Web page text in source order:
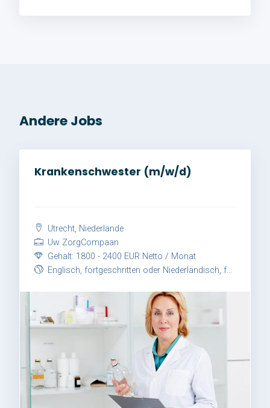
Andere Jobs
Krankenschwester (m/w/d)
Utrecht, Niederlande
Uw ZorgCompaan
Gehalt: 1800 - 2400 EUR Netto / Monat
Englisch, fortgeschritten oder Niederländisch, fortgeschritten